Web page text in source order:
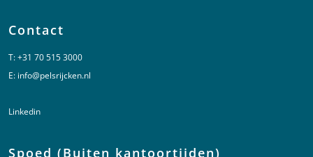
Contact
T:+31 70 515 3000
E: info@pelsrijcken.nl
Linkedin
Spoed (Buiten kantoortijden)